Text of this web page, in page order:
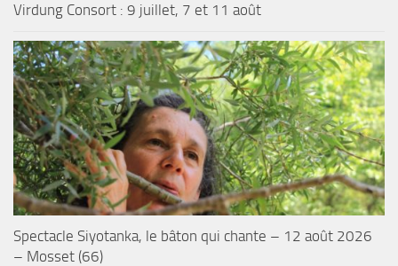
Virdung Consort : 9 juillet, 7 et 11 août
Spectacle Siyotanka, le bâton qui chante – 12 août 2026
– Mosset (66)